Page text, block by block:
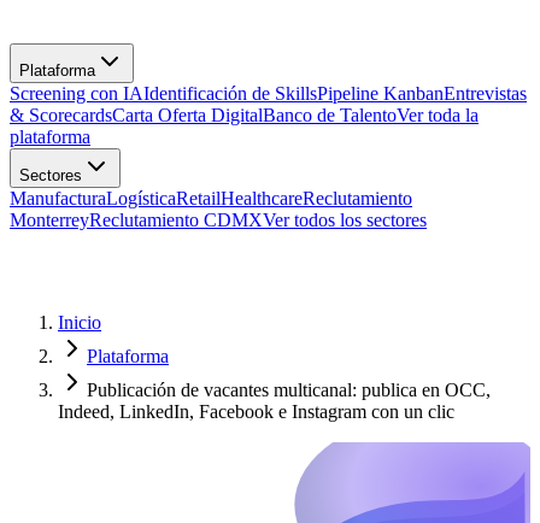
Screening con IAIdentificación de SkillsPipeline KanbanEntrevistas
& ScorecardsCarta Oferta DigitalBanco de TalentoVer toda la
plataforma
ManufacturaLogísticaRetailHealthcareReclutamiento
MonterreyReclutamiento CDMXVer todos los sectores
Inicio
Plataforma
Publicación de vacantes multicanal: publica en OCC,
Indeed, LinkedIn, Facebook e Instagram con un clic